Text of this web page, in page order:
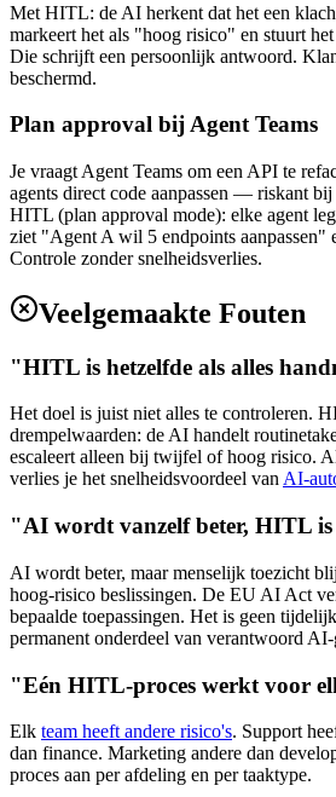
Met HITL: de AI herkent dat het een
markeert het als "hoog risico" en stuurt
Die schrijft een persoonlijk antwoord.
beschermd.
Plan approval bij Agent Teams
Je vraagt Agent Teams om een API te
agents direct code aanpassen — riskant
HITL (plan approval mode): elke agent
ziet "Agent A wil 5 endpoints aanpassen"
Controle zonder snelheidsverlies.
Veelgemaakte Fouten
"HITL is hetzelfde als alles
Het doel is juist niet alles te controleren.
drempelwaarden: de AI handelt
escaleert alleen bij twijfel of hoog risico.
verlies je het snelheidsvoordeel vanAI-
"AI wordt vanzelf beter, HITL
AI wordt beter, maar menselijk toezicht
hoog-risico beslissingen. De EU AI Act
bepaalde toepassingen. Het is geen
permanent onderdeel van verantwoord
"Eén HITL-proces werkt voor
Elk team heeft andere risico's. Support
dan finance. Marketing andere dan
proces aan per afdeling en per taaktype.